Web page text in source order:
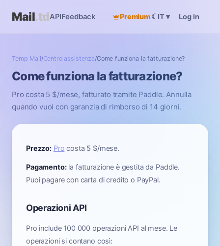
Mail.tdAPIFeedback Premium☾ IT ▾ Log in
Temp Mail/Centro assistenza/Come funziona la fatturazione?
Come funziona la fatturazione?
Pro costa 5 $/mese, fatturato tramite Paddle. Annulla
quando vuoi con garanzia di rimborso di 14 giorni.
Prezzo: Pro costa 5 $/mese.
Pagamento:la fatturazione è gestita da Paddle.
Puoi pagare con carta di credito o PayPal.
Operazioni API
Pro include 100 000 operazioni API al mese. Le
operazioni si contano così: